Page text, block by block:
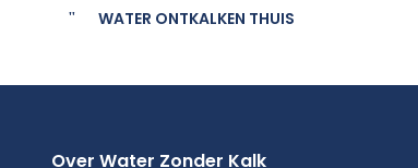
WATER ONTKALKEN THUIS
Over Water Zonder Kalk